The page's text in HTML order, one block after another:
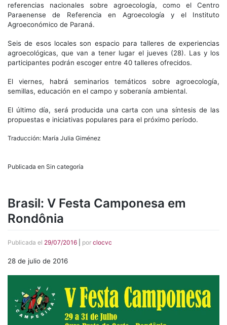
referencias nacionales sobre agroecología, como el Centro
Paraenense de Referencia en Agroecología y el Instituto
Agroeconómico de Paraná.
Seis de esos locales son espacio para talleres de experiencias
agroecológicas, que van a tener lugar el jueves (28). Las y los
participantes podrán escoger entre 40 talleres ofrecidos.
El viernes, habrá seminarios temáticos sobre agroecología,
semillas, educación en el campo y soberanía ambiental.
El último día, será producida una carta con una síntesis de las
propuestas e iniciativas populares para el próximo período.
Traducción: María Julia Giménez
Publicada en Sin categoría
Brasil: V Festa Camponesa em
Rondônia
Publicada el 29/07/2016 por clocvc
28 de julio de 2016